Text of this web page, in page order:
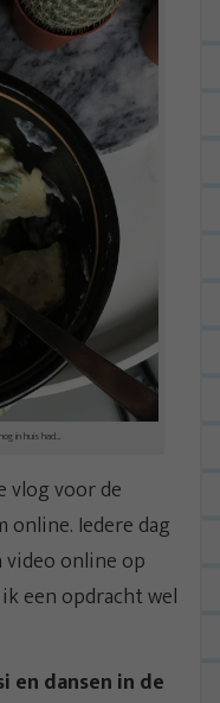
in huis had…
vlog voor de
online. Iedere dag
video online op
een opdracht wel
en dansen in de